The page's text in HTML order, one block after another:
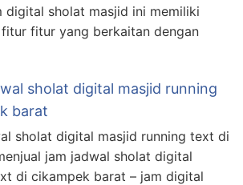
digital sholat masjid ini memiliki
fitur yang berkaitan dengan
sholat digital masjid running
barat
sholat digital masjid running text di
jam jadwal sholat digital
di cikampek barat – jam digital